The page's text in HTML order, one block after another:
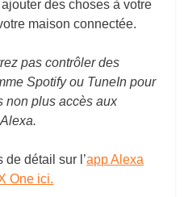
des choses à votre
maison connectée.
pas contrôler des
Spotify ou TuneIn pour
non plus accès aux
de détail sur l’app Alexa
One ici.